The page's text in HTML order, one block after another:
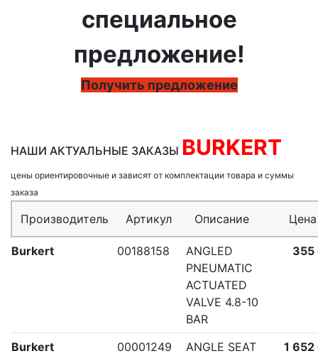
специальное
предложение!
Получить предложение
НАШИ АКТУАЛЬНЫЕ ЗАКАЗЫ BURKERT
цены ориентировочные и зависят от комплектации товара и суммы
заказа
Производитель Артикул Описание Цена
Burkert 00188158
ANGLED
PNEUMATIC
ACTUATED
VALVE 4.8-10
BAR
355
Burkert 00001249
ANGLE SEAT
1 652